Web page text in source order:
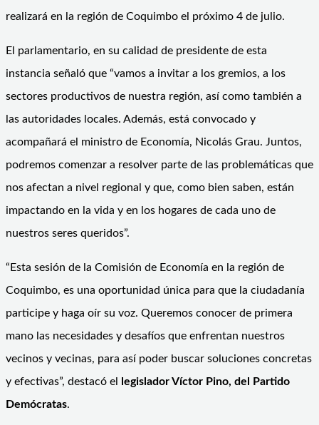
realizará en la región de Coquimbo el próximo 4 de julio.
El parlamentario, en su calidad de presidente de esta
instancia señaló que “vamos a invitar a los gremios, a los
sectores productivos de nuestra región, así como también a
las autoridades locales. Además, está convocado y
acompañará el ministro de Economía, Nicolás Grau. Juntos,
podremos comenzar a resolver parte de las problemáticas que
nos afectan a nivel regional y que, como bien saben, están
impactando en la vida y en los hogares de cada uno de
nuestros seres queridos”.
“Esta sesión de la Comisión de Economía en la región de
Coquimbo, es una oportunidad única para que la ciudadanía
participe y haga oír su voz. Queremos conocer de primera
mano las necesidades y desafíos que enfrentan nuestros
vecinos y vecinas, para así poder buscar soluciones concretas
y efectivas”, destacó el legislador Víctor Pino, del Partido
Demócratas.